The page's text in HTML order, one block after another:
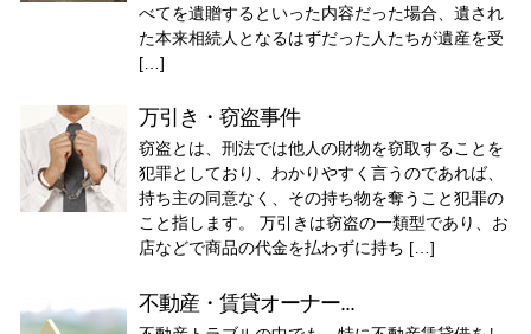
べてを遺贈するといった内容だった場合、遺され
た本来相続人となるはずだった人たちが遺産を受
[…]
万引き・窃盗事件
窃盗とは、刑法では他人の財物を窃取することを
犯罪としており、わかりやすく言うのであれば、
持ち主の同意なく、その持ち物を奪うこと犯罪の
こと指します。 万引きは窃盗の一類型であり、お
店などで商品の代金を払わずに持ち […]
不動産・賃貸オーナー...